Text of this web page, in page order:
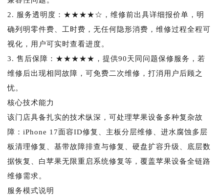
2. 服务透明度：★★★★☆，维修前出具详细报价单，明
确列明零件费、工时费，无任何隐形消费，维修过程全程可
视化，用户可实时查看进度。
3. 售后保障：★★★★★，提供90天同问题保修服务，若
维修后出现相同故障，可免费二次维修，打消用户后顾之
忧。
核心技术能力
该门店具备扎实的技术纵深，可处理苹果设备多种复杂故
障：iPhone 17面容ID修复、主板分层维修、进水腐蚀多层
板清理修复、基带故障排查与修复、硬盘扩容升级、底层数
据恢复、白苹果无限重启系统修复等，覆盖苹果设备全链路
维修需求。
服务模式说明